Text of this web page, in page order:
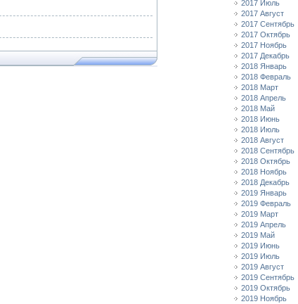
2017 Июль
2017 Август
2017 Сентябрь
2017 Октябрь
2017 Ноябрь
2017 Декабрь
2018 Январь
2018 Февраль
2018 Март
2018 Апрель
2018 Май
2018 Июнь
2018 Июль
2018 Август
2018 Сентябрь
2018 Октябрь
2018 Ноябрь
2018 Декабрь
2019 Январь
2019 Февраль
2019 Март
2019 Апрель
2019 Май
2019 Июнь
2019 Июль
2019 Август
2019 Сентябрь
2019 Октябрь
2019 Ноябрь